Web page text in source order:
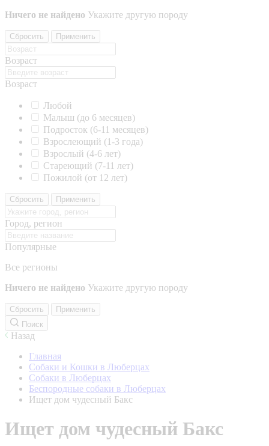
Ничего не найдено Укажите другую породу
Сбросить Применить
Возраст
Возраст
Любой
Малыш (до 6 месяцев)
Подросток (6-11 месяцев)
Взрослеющий (1-3 года)
Взрослый (4-6 лет)
Стареющий (7-11 лет)
Пожилой (от 12 лет)
Сбросить Применить
Город, регион
Популярные
Все регионы
Ничего не найдено Укажите другую породу
Сбросить
Применить
Поиск
Назад
Главная
Собаки и Кошки в Люберцах
Собаки в Люберцах
Беспородные собаки в Люберцах
Ищет дом чудесный Бакс
Ищет дом чудесный Бакс